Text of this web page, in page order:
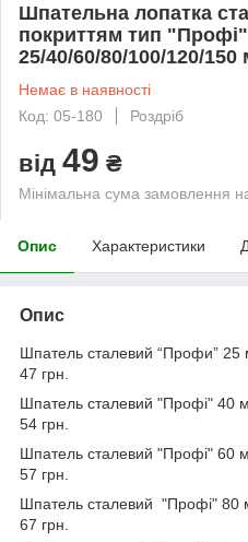
Шпательна лопатка
покриттям тип "Профі"
25/40/60/80/100/120/150
Немає в наявності
Код: 05-180
Роздріб
від 49 ₴
Мінімальна сума замовлення
Опис Характеристики
Опис
Шпатель сталевий “Профи”
47 грн.
Шпатель сталевий "Профі"
54 грн.
Шпатель сталевий "Профі"
57 грн.
Шпатель сталевий "Профі"
67 грн.